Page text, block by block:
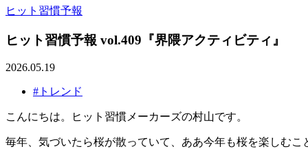
ヒット習慣予報
ヒット習慣予報 vol.409『界隈アクティビティ』
2026.05.19
#トレンド
こんにちは。ヒット習慣メーカーズの村山です。
毎年、気づいたら桜が散っていて、ああ今年も桜を楽しむ